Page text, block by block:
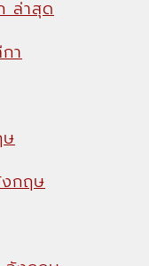
ล่าสุด
า
ษ
งกฤษ